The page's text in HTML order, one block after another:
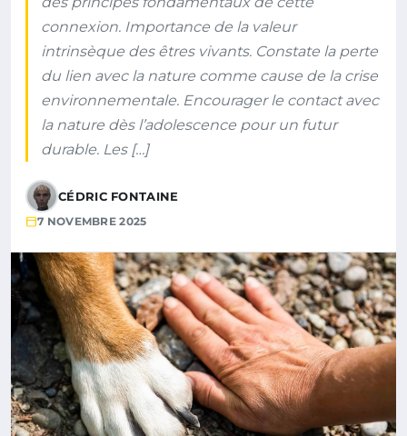
connexion. Importance de la valeur
intrinsèque des êtres vivants. Constate la perte
du lien avec la nature comme cause de la crise
environnementale. Encourager le contact avec
la nature dès l’adolescence pour un futur
durable. Les […]
CÉDRIC FONTAINE
7 NOVEMBRE 2025